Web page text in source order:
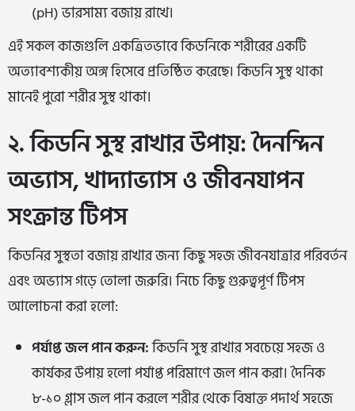
(pH) ভারসাম্য বজায় রাখে।
এই সকল কাজগুলি একত্রিতভাবে কিডনিকে শরীরের একটি
অত্যাবশ্যকীয় অঙ্গ হিসেবে প্রতিষ্ঠিত করেছে। কিডনি সুস্থ থাকা
মানেই পুরো শরীর সুস্থ থাকা।
২. কিডনি সুস্থ রাখার উপায়: দৈনন্দিন
অভ্যাস, খাদ্যাভ্যাস ও জীবনযাপন
সংক্রান্ত টিপস
কিডনির সুস্থতা বজায় রাখার জন্য কিছু সহজ জীবনযাত্রার পরিবর্তন
এবং অভ্যাস গড়ে তোলা জরুরি। নিচে কিছু গুরুত্বপূর্ণ টিপস
আলোচনা করা হলো:
পর্যাপ্ত জল পান করুন:কিডনি সুস্থ রাখার সবচেয়ে সহজ ও
কার্যকর উপায় হলো পর্যাপ্ত পরিমাণে জল পান করা। দৈনিক
৮-১০ গ্লাস জল পান করলে শরীর থেকে বিষাক্ত পদার্থ সহজে